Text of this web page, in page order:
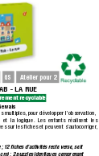
GS Atelier pour 2
AB - LA RUE
recyclable.
multiples, pour développer l’observation,
et la logique. Les enfants réalisent les
sur les ﬁches et peuvent s’autocorriger,
12 ﬁches d’activités recto verso, soit
; 2 puzzles identiques comprenant